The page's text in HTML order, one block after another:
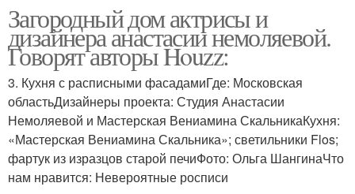
Загородный дом актрисы и
дизайнера анастасии немоляевой.
Говорят авторы Houzz:
3. Кухня с расписными фасадамиГде: Московская
областьДизайнеры проекта: Студия Анастасии
Немоляевой и Мастерская Вениамина СкальникаКухня:
«Мастерская Вениамина Скальника»; светильники Flos;
фартук из изразцов старой печиФото: Ольга ШангинаЧто
нам нравится: Невероятные росписи